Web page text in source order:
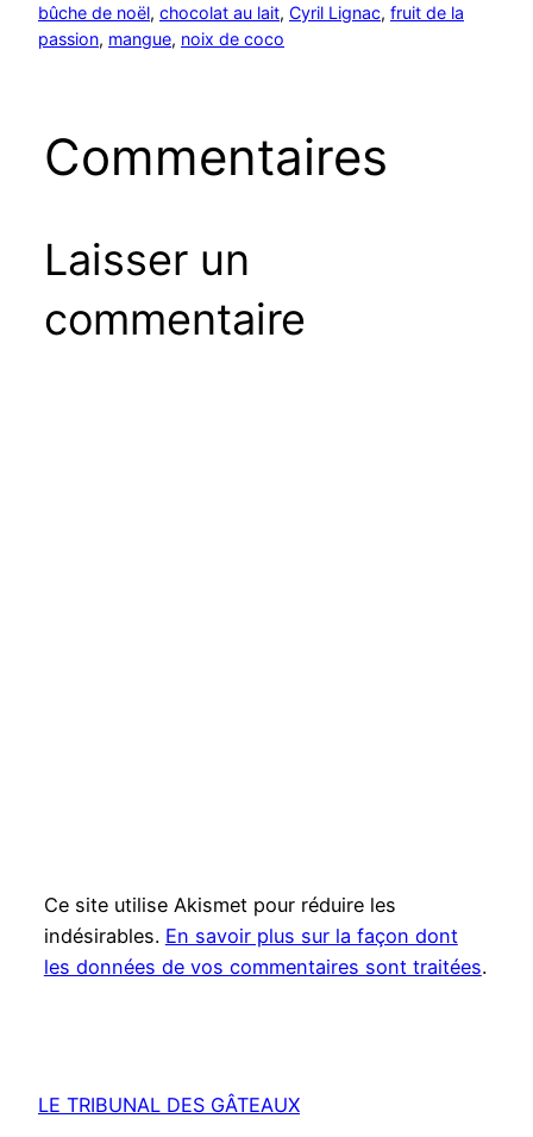
bûche de noël, chocolat au lait, Cyril Lignac, fruit de la
passion, mangue, noix de coco
Commentaires
Laisser un
commentaire
Ce site utilise Akismet pour réduire les
indésirables. En savoir plus sur la façon dont
les données de vos commentaires sont traitées.
LE TRIBUNAL DES GÂTEAUX